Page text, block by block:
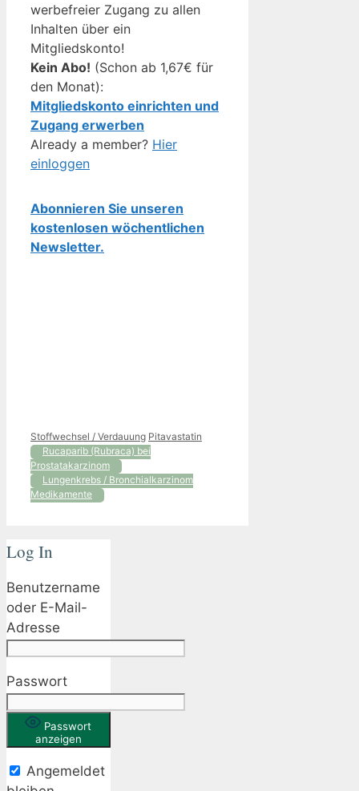
werbefreier Zugang zu allen
Inhalten über ein
Mitgliedskonto!
Kein Abo! (Schon ab 1,67€ für
den Monat):
Mitgliedskonto einrichten und
Zugang erwerben
Already a member? Hier
einloggen
Abonnieren Sie unseren
kostenlosen wöchentlichen
Newsletter.
Kategorien
Stoffwechsel / Verdauung Schlagwörter
Pitavastatin
Rucaparib (Rubraca) bei
Prostatakarzinom
Lungenkrebs / Bronchialkarzinom
Medikamente
Log In
Benutzername
oder E-Mail-
Adresse
Passwort
Passwort
anzeigen
Angemeldet